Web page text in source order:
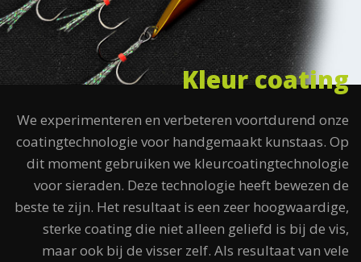
Kleur coating
We experimenteren en verbeteren voortdurend onze
coatingtechnologie voor handgemaakt kunstaas. Op
dit moment gebruiken we kleurcoatingtechnologie
voor sieraden. Deze technologie heeft bewezen de
beste te zijn. Het resultaat is een zeer hoogwaardige,
sterke coating die niet alleen geliefd is bij de vis,
maar ook bij de visser zelf. Als resultaat van vele